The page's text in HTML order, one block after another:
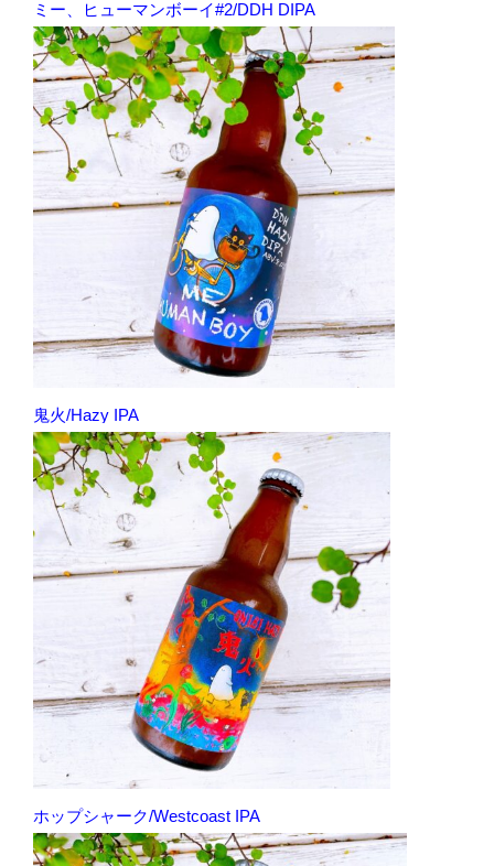
ミー、ヒューマンボーイ#2/DDH DIPA
鬼火/Hazy IPA
ホップシャーク/Westcoast IPA